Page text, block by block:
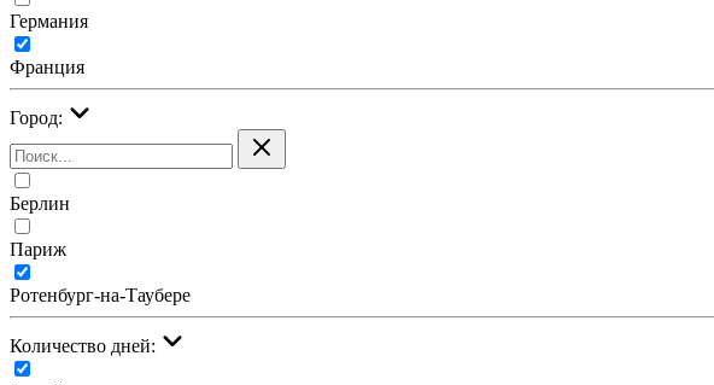
Германия
Франция
Город:
Берлин
Париж
Ротенбург-на-Таубере
Количество дней: